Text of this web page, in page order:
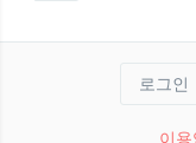
로그인
이